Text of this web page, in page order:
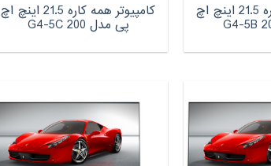
کامپیوتر همه کاره 21.5 اینچ اچ‌ کامپیوتر همه کاره 21.5 اینچ اچ‌
پی مدل 200 G4-5C